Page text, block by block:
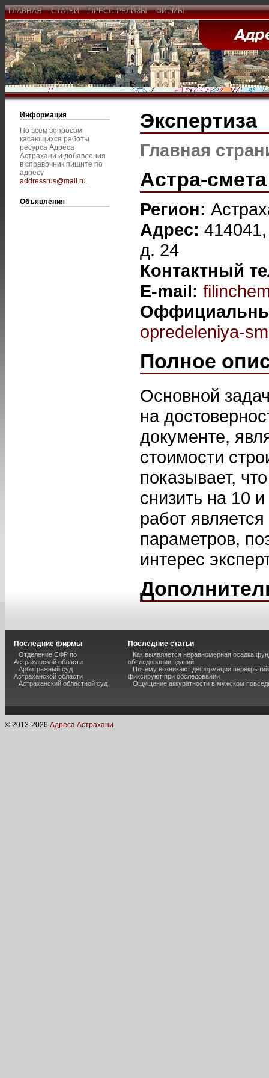
ГЛАВНАЯ СТАТЬИ ПРЕСС-РЕЛИЗЫ ФИРМЫ
Информация
По всем вопросам
касающихся работы
ресурса Адреса
Астрахани и добавления
в справочник пишите по
адресу
addressrus@mail.ru.
Объявления
Экспертиза
Главная
Астра-смета
Регион:
Адрес:
д. 24
Контактный
E-mail:
opredeleniya-
Полное
Основной
на
документе,
стоимости
показывает,
снизить на 10
работ
параметров,
интерес
Последние фирмы
Отделение СФР по
Астраханской области
Арбитражный суд
Астраханской области
Астраханский областной суд
Последние статьи
Как выявляется неравномерная осадка
обследовании зданий
Почему возникают деформации перекрытий
фиксируют при обследовании
Ощущение аккуратности в мужском
© 2013-2026 Адреса Астрахани